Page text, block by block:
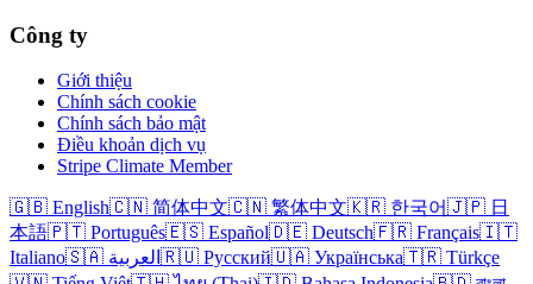
Công ty
Giới thiệu
Chính sách cookie
Chính sách bảo mật
Điều khoản dịch vụ
Stripe Climate Member
🇬🇧 English🇨🇳 简体中文🇨🇳 繁体中文🇰🇷 한국어🇯🇵 日
本語🇵🇹 Português🇪🇸 Español🇩🇪 Deutsch🇫🇷 Français🇮🇹
Italiano
🇸🇦 العربية 🇷🇺 Русский🇺🇦 Українська🇹🇷 Türkçe